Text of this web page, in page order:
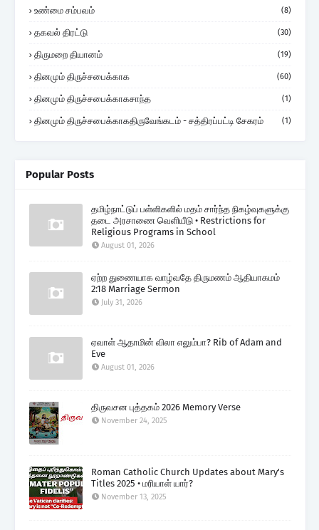
உண்மை சம்பவம் (8)
தகவல் திரட்டு (30)
திருமறை தியானம் (19)
தினமும் திருச்சபைக்காக (60)
தினமும் திருச்சபைக்காகசாந்த (1)
தினமும் திருச்சபைக்காகதிருவேங்கடம் - சத்திரப்பட்டி சேகரம் (1)
Popular Posts
தமிழ்நாட்டுப் பள்ளிகளில் மதம் சார்ந்த நிகழ்வுகளுக்கு
தடை அரசாணை வெளியீடு • Restrictions for
Religious Programs in School
August 01, 2026
ஏற்ற துணையாக வாழ்வதே திருமணம் ஆதியாகமம்
2:18 Marriage Sermon
July 31, 2026
ஏவாள் ஆதாமின் விலா எலும்பா? Rib of Adam and
Eve
August 01, 2026
திருவசன புத்தகம் 2026 Memory Verse
November 24, 2025
Roman Catholic Church Updates about Mary's
Titles 2025 • மரியாள் யார்?
November 13, 2025